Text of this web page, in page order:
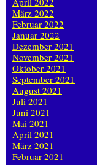
März 2022
Februar 2022
Januar 2022
Dezember 2021
November 2021
Oktober 2021
September 2021
August 2021
Juli 2021
Juni 2021
Mai 2021
April 2021
März 2021
Februar 2021